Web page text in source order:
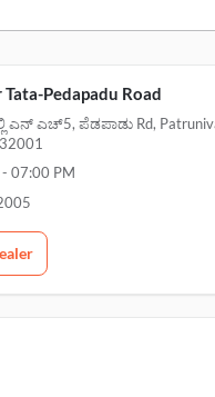
nh-5,peda padu
Tata-Pedapadu Road
ಎಚ್5, ಪೆಡಪಾಡು Rd,
- 07:00 PM